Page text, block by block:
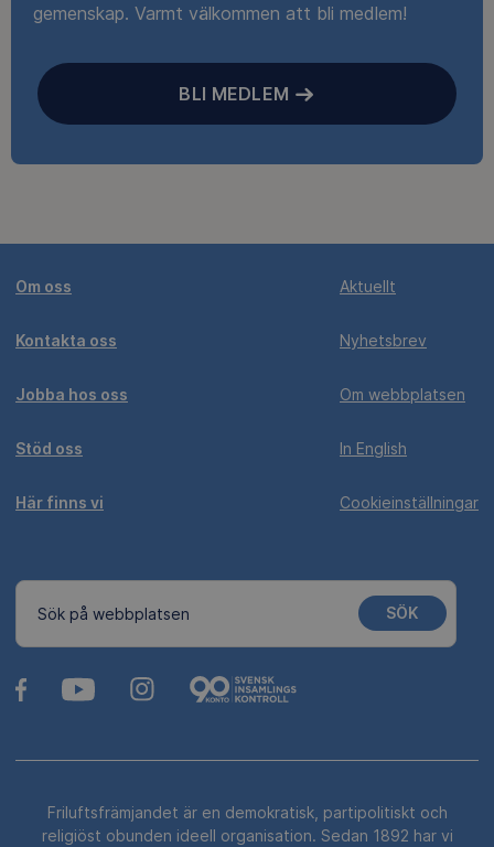
gemenskap. Varmt välkommen att bli medlem!
BLI MEDLEM
Om oss
Kontakta oss
Jobba hos oss
Stöd oss
Här finns vi
Aktuellt
Nyhetsbrev
Om webbplatsen
In English
Cookieinställningar
Sök på webbplatsen SÖK
Friluftsfrämjandet är en demokratisk, partipolitiskt och
religiöst obunden ideell organisation. Sedan 1892 har vi